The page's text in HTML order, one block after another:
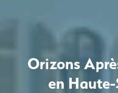
Orizons
en